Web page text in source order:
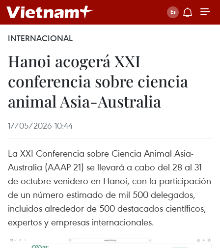
INTERNACIONAL
Hanoi acogerá XXI
conferencia sobre ciencia
animal Asia-Australia
17/05/2026 10:44
La XXI Conferencia sobre Ciencia Animal Asia-
Australia (AAAP 21) se llevará a cabo del 28 al 31
de octubre venidero en Hanoi, con la participación
de un número estimado de mil 500 delegados,
incluidos alrededor de 500 destacados científicos,
expertos y empresas internacionales.